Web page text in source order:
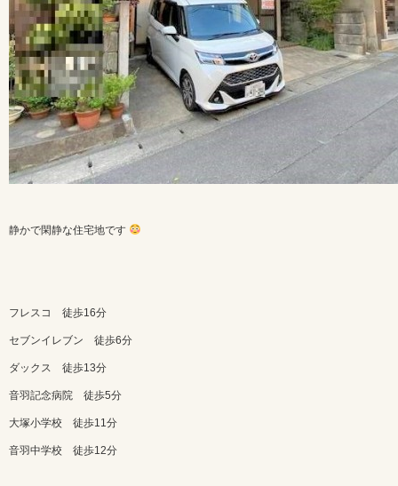
静かで閑静な住宅地です
フレスコ 徒歩16分
セブンイレブン 徒歩6分
ダックス 徒歩13分
音羽記念病院 徒歩5分
大塚小学校 徒歩11分
音羽中学校 徒歩12分